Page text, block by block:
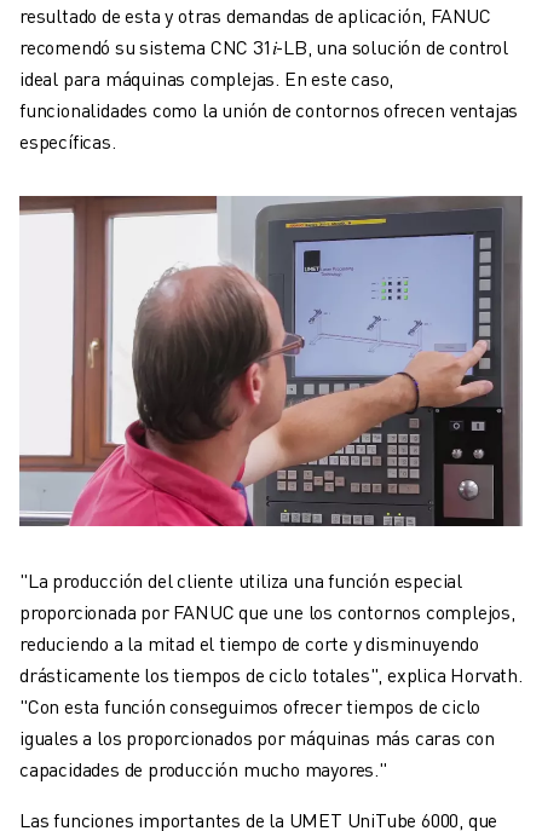
resultado de esta y otras demandas de aplicación, FANUC
recomendó su sistema CNC 31𝑖-LB, una solución de control
ideal para máquinas complejas. En este caso,
funcionalidades como la unión de contornos ofrecen ventajas
específicas.
"La producción del cliente utiliza una función especial
proporcionada por FANUC que une los contornos complejos,
reduciendo a la mitad el tiempo de corte y disminuyendo
drásticamente los tiempos de ciclo totales", explica Horvath.
"Con esta función conseguimos ofrecer tiempos de ciclo
iguales a los proporcionados por máquinas más caras con
capacidades de producción mucho mayores."
Las funciones importantes de la UMET UniTube 6000, que